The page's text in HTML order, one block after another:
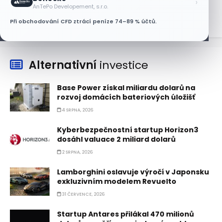
AnTePo Developement, s.r.o.
Při obchodování CFD ztrácí peníze 74–89 % účtů.
6 SRPNA, 2026
Alternativní investice
Base Power získal miliardu dolarů na
rozvoj domácích bateriových úložišť
4 SRPNA, 2026
Kyberbezpečnostní startup Horizon3
dosáhl valuace 2 miliard dolarů
2 SRPNA, 2026
Lamborghini oslavuje výročí v Japonsku
exkluzivním modelem Revuelto
31 ČERVENCE, 2026
Startup Antares přilákal 470 milionů